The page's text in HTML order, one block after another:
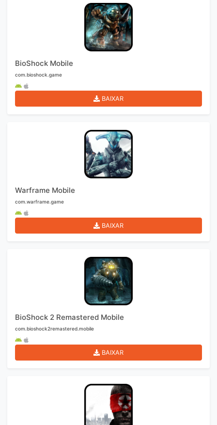
BioShock Mobile
com.bioshock.game
BAIXAR
Warframe Mobile
com.warframe.game
BAIXAR
BioShock 2 Remastered Mobile
com.bioshock2remastered.mobile
BAIXAR